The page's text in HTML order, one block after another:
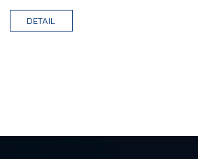
DETAIL